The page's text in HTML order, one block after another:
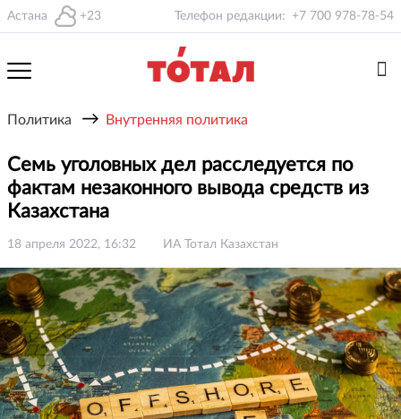
Астана +23 Телефон редакции: +7 700 978-78-54
Политика → Внутренняя политика
Семь уголовных дел расследуется по
фактам незаконного вывода средств из
Казахстана
18 апреля 2022, 16:32 ИА Тотал Казахстан